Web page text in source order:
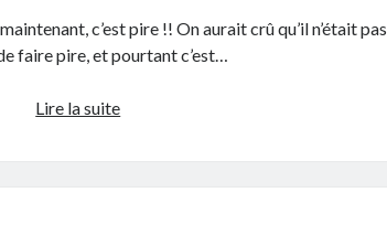
c’est pire !! On aurait crû qu’il n’était pas
faire pire, et pourtant c’est…
Lire la suiteSégolène